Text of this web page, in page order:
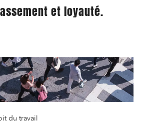
et loyauté.
du travail